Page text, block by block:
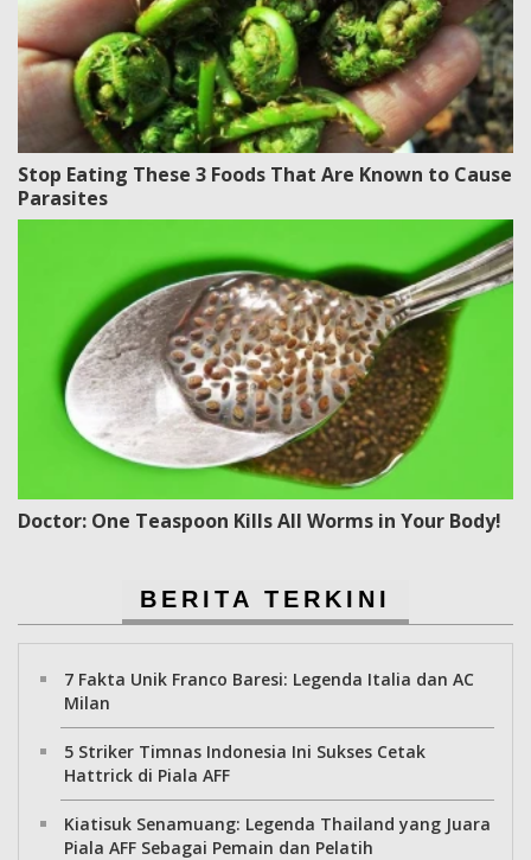
Stop Eating These 3 Foods That Are Known to Cause
Parasites
Doctor: One Teaspoon Kills All Worms in Your Body!
BERITA TERKINI
7 Fakta Unik Franco Baresi: Legenda Italia dan AC
Milan
5 Striker Timnas Indonesia Ini Sukses Cetak
Hattrick di Piala AFF
Kiatisuk Senamuang: Legenda Thailand yang Juara
Piala AFF Sebagai Pemain dan Pelatih